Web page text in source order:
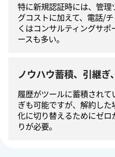
特に新規認証時には、管
グコストに加えて、電話/
くはコンサルティングサ
ースも多い。
ノウハウ蓄積、引継ぎ
履歴がツールに蓄積され
ぎも可能ですが、解約し
化に切り替えるためにゼ
りが必要。